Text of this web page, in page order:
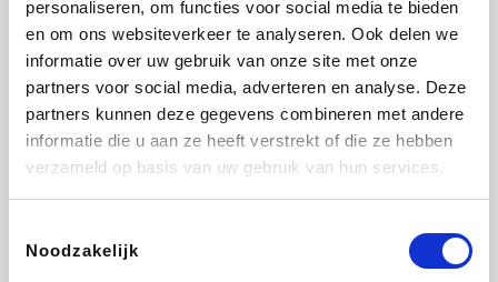
personaliseren, om functies voor social media te bieden
en om ons websiteverkeer te analyseren. Ook delen we
informatie over uw gebruik van onze site met onze
partners voor social media, adverteren en analyse. Deze
partners kunnen deze gegevens combineren met andere
informatie die u aan ze heeft verstrekt of die ze hebben
verzameld op basis van uw gebruik van hun services.
Noodzakelijk
Weekendesk Sarenza Schiesser Interhome
Lufthansa